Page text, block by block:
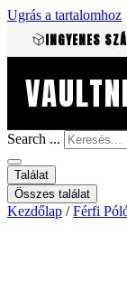
Ugrás a tartalomhoz
INGYENES
Search ...
Találat
Összes találat
Kezdőlap /Férfi